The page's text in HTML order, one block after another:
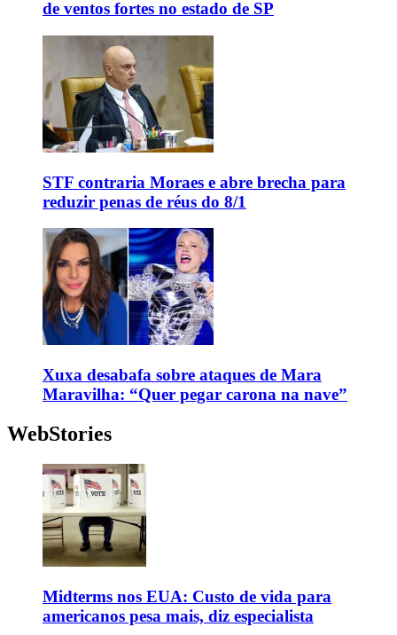
de ventos fortes no estado de SP
STF contraria Moraes e abre brecha para
reduzir penas de réus do 8/1
Xuxa desabafa sobre ataques de Mara
Maravilha: “Quer pegar carona na nave”
WebStories
Midterms nos EUA: Custo de vida para
americanos pesa mais, diz especialista